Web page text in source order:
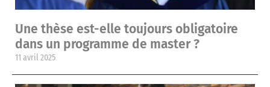
Une thèse est-elle toujours obligatoire
dans un programme de master ?
11 avril 2025